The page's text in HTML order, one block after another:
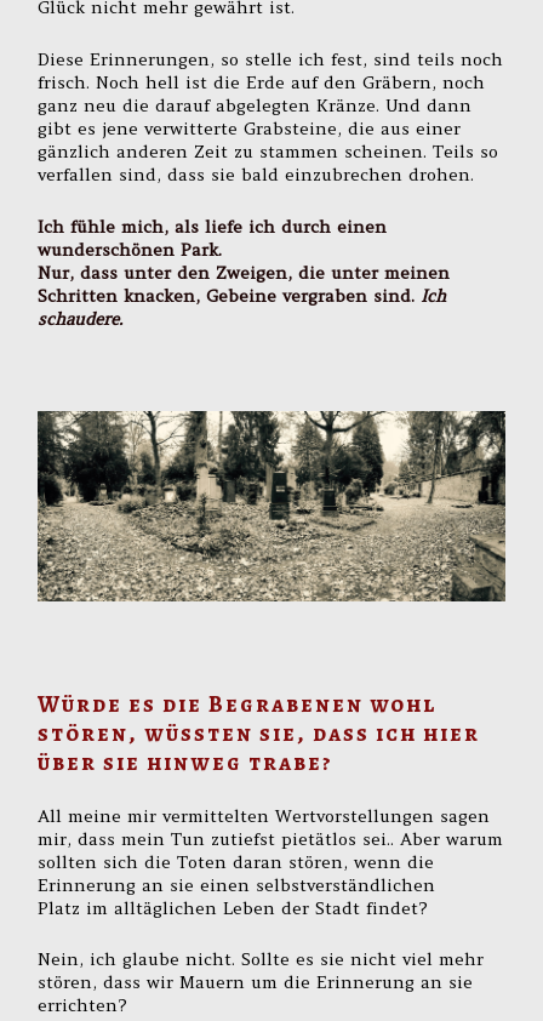
Glück nicht mehr gewährt ist.
Diese Erinnerungen, so stelle ich fest, sind teils noch
frisch. Noch hell ist die Erde auf den Gräbern, noch
ganz neu die darauf abgelegten Kränze. Und dann
gibt es jene verwitterte Grabsteine, die aus einer
gänzlich anderen Zeit zu stammen scheinen. Teils so
verfallen sind, dass sie bald einzubrechen drohen.
Ich fühle mich, als liefe ich durch einen
wunderschönen Park.
Nur, dass unter den Zweigen, die unter meinen
Schritten knacken, Gebeine vergraben sind. Ich
schaudere.
Würde es die Begrabenen wohl
stören, wüssten sie, dass ich hier
über sie hinweg trabe?
All meine mir vermittelten Wertvorstellungen sagen
mir, dass mein Tun zutiefst pietätlos sei.. Aber warum
sollten sich die Toten daran stören, wenn die
Erinnerung an sie einen selbstverständlichen
Platz im alltäglichen Leben der Stadt findet?
Nein, ich glaube nicht. Sollte es sie nicht viel mehr
stören, dass wir Mauern um die Erinnerung an sie
errichten?